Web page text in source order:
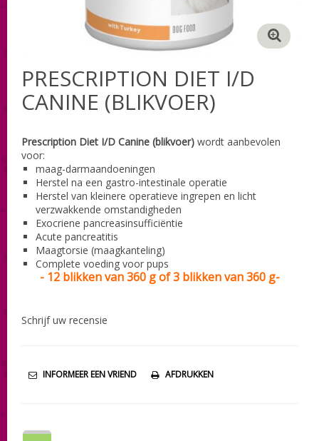
PRESCRIPTION DIET I/D
CANINE (BLIKVOER)
Prescription Diet I/D Canine (blikvoer) wordt aanbevolen
voor:
maag-darmaandoeningen
Herstel na een gastro-intestinale operatie
Herstel van kleinere operatieve ingrepen en licht
verzwakkende omstandigheden
Exocriene pancreasinsufficiëntie
Acute pancreatitis
Maagtorsie (maagkanteling)
Complete voeding voor pups
- 12 blikken van 360 g of3 blikken van 360 g-
Schrijf uw recensie
INFORMEER EEN VRIEND AFDRUKKEN